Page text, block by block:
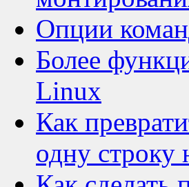
Опции
Более
Linux
Как
одну строку